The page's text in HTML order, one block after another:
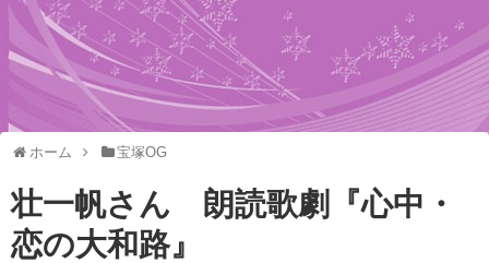
ホーム 宝塚OG
壮一帆さん 朗読歌劇『心中・
恋の大和路』